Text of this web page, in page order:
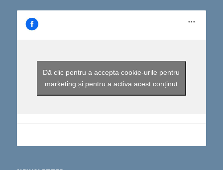
Dă clic pentru a accepta cookie-urile pentru
marketing și pentru a activa acest conținut